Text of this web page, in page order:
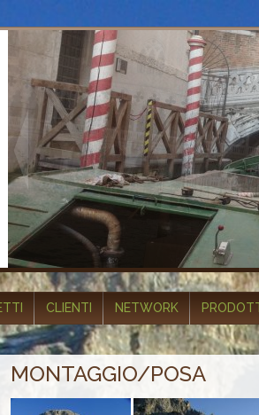
CLIENTI NETWORK
MONTAGGIO/POSA